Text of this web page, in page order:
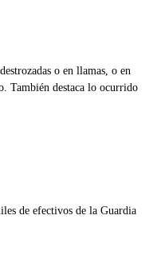
o en llamas, o en
También destaca lo ocurrido
de efectivos de la Guardia